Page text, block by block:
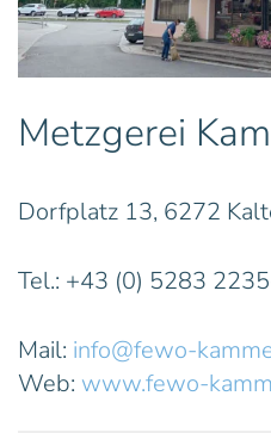
Metzgerei
Dorfplatz 13, 6272
Tel.: +43 (0) 5283
Mail: info@fewo-
Web: www.fewo-